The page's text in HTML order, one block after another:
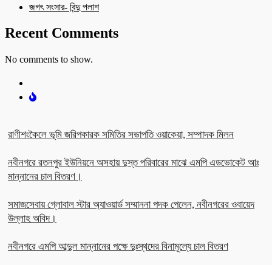
জগৎ সংসার- বিন্দু পলাশ
Recent Comments
No comments to show.
রাণীশংকৈলে ভূমি জরিপকারক সমিতির সভাপতি ওয়াকেয়া, সম্পাদক মিলন
নবীনগরে রতনপুর ইউনিয়নে অসহায় দুস্ত পরিবারের মাঝে এমপি এডভোকেট আঃ
মান্নানের চাল বিতরণ।
সমাজসেবায় গ্লোবাল স্টার অ্যাওয়ার্ড সম্মাননা পদক পেলেন, নবীনগরের ওবায়েদ
উল্লাহ অবিদ।
নবীনগরে এমপি আব্দুল মান্নানের পক্ষে দুঃস্থদের বিনামূল্যে চাল বিতরণ